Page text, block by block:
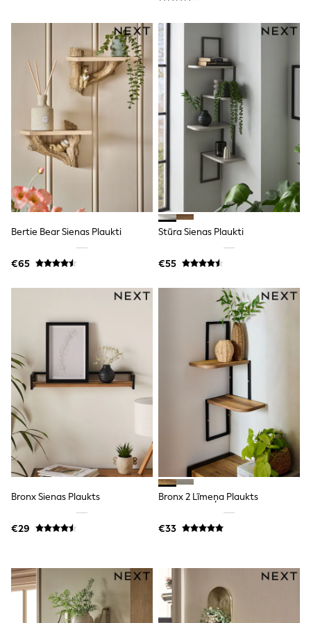
Flip Flops
Jumpsuits & Playsuits
Linen Collection
Sandals
Shorts
Trousers
Sun Hats & Caps
Tops & T-Shirts
Sunglasses
Men's Holiday Shop
All Swimwear
Footwear
Linen Collection
Loafers
Polo Shirts
Sandals & Flipflops
Shirts
T-Shirts
Vests
Boys Holiday Shop
All swimwear
Ponchos & Toweling sets
Sun Hats & Caps
Sunglasses
Swimshorts
Tops & T-Shirts
Girls Holiday Shop
All swimwear
Sun Hats & Caps
Jumpsuits & Playsuits
Rash Vests
Sandals & Sliders
Bertie Bear Sienas Plaukti
€65
Stūra Sienas Plaukti
€55
Bronx Sienas Plaukts
€29
Bronx 2 Līmeņa Plaukts
€33